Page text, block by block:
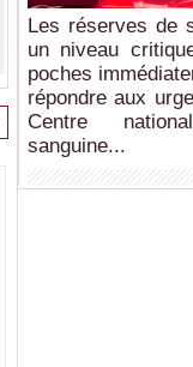
Les réserves de
un niveau
poches
répondre aux
Centre
sanguine...